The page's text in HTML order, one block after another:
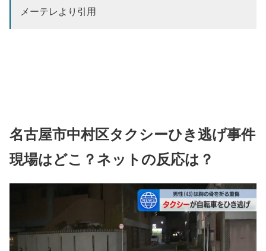
メーテレより引用
名古屋市中村区タクシーひき逃げ事件
現場はどこ？ネットの反応は？